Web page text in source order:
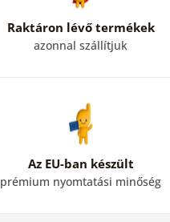
Raktáron lévő termékek
azonnal szállítjuk
Az EU-ban készült
prémium nyomtatási minőség